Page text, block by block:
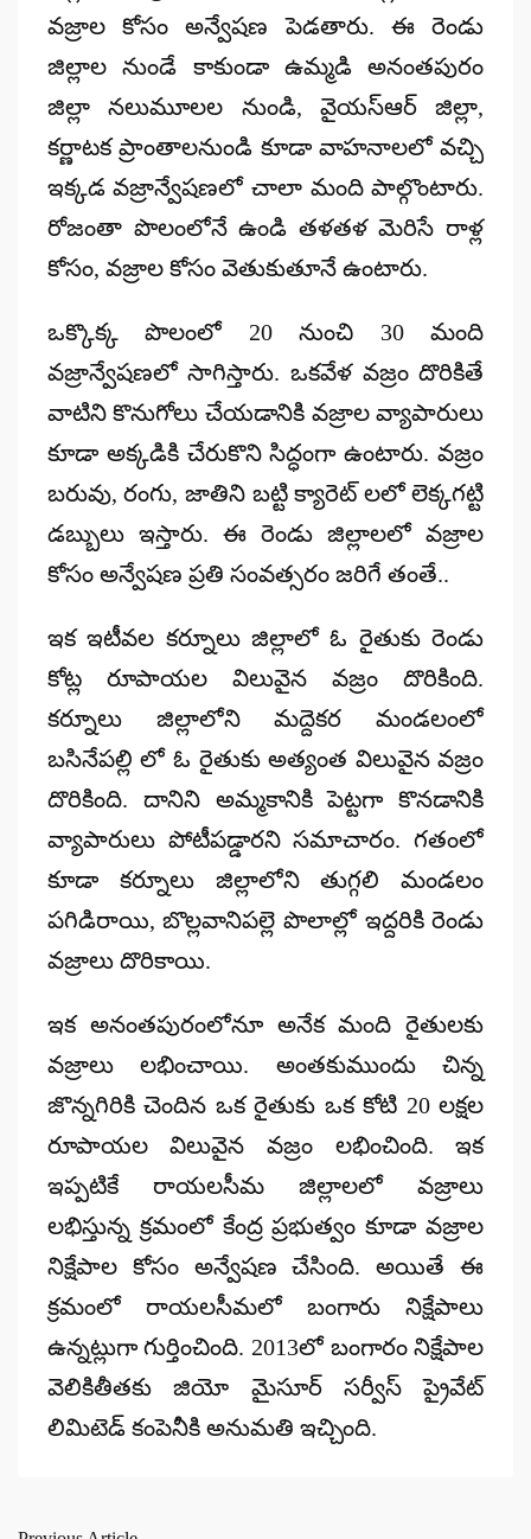
వజ్రాల కోసం అన్వేషణ పెడతారు. ఈ రెండు
జిల్లాల నుండే కాకుండా ఉమ్మడి అనంతపురం
జిల్లా నలుమూలల నుండి, వైయస్ఆర్ జిల్లా,
కర్ణాటక ప్రాంతాలనుండి కూడా వాహనాలలో వచ్చి
ఇక్కడ వజ్రాన్వేషణలో చాలా మంది పాల్గొంటారు.
రోజంతా పొలంలోనే ఉండి తళతళ మెరిసే రాళ్ల
కోసం, వజ్రాల కోసం వెతుకుతూనే ఉంటారు.
ఒక్కొక్క పొలంలో 20 నుంచి 30 మంది
వజ్రాన్వేషణలో సాగిస్తారు. ఒకవేళ వజ్రం దొరికితే
వాటిని కొనుగోలు చేయడానికి వజ్రాల వ్యాపారులు
కూడా అక్కడికి చేరుకొని సిద్ధంగా ఉంటారు. వజ్రం
బరువు, రంగు, జాతిని బట్టి క్యారెట్ లలో లెక్కగట్టి
డబ్బులు ఇస్తారు. ఈ రెండు జిల్లాలలో వజ్రాల
కోసం అన్వేషణ ప్రతి సంవత్సరం జరిగే తంతే..
ఇక ఇటీవల కర్నూలు జిల్లాలో ఓ రైతుకు రెండు
కోట్ల రూపాయల విలువైన వజ్రం దొరికింది.
కర్నూలు జిల్లాలోని మద్దెకర మండలంలో
బసినేపల్లి లో ఓ రైతుకు అత్యంత విలువైన వజ్రం
దొరికింది. దానిని అమ్మకానికి పెట్టగా కొనడానికి
వ్యాపారులు పోటీపడ్డారని సమాచారం. గతంలో
కూడా కర్నూలు జిల్లాలోని తుగ్గలి మండలం
పగిడిరాయి, బొల్లవానిపల్లె పొలాల్లో ఇద్దరికి రెండు
వజ్రాలు దొరికాయి.
ఇక అనంతపురంలోనూ అనేక మంది రైతులకు
వజ్రాలు లభించాయి. అంతకుముందు చిన్న
జొన్నగిరికి చెందిన ఒక రైతుకు ఒక కోటి 20 లక్షల
రూపాయల విలువైన వజ్రం లభించింది. ఇక
ఇప్పటికే రాయలసీమ జిల్లాలలో వజ్రాలు
లభిస్తున్న క్రమంలో కేంద్ర ప్రభుత్వం కూడా వజ్రాల
నిక్షేపాల కోసం అన్వేషణ చేసింది. అయితే ఈ
క్రమంలో రాయలసీమలో బంగారు నిక్షేపాలు
ఉన్నట్లుగా గుర్తించింది. 2013లో బంగారం నిక్షేపాల
వెలికితీతకు జియో మైసూర్ సర్వీస్ ప్రైవేట్
లిమిటెడ్ కంపెనీకి అనుమతి ఇచ్చింది.